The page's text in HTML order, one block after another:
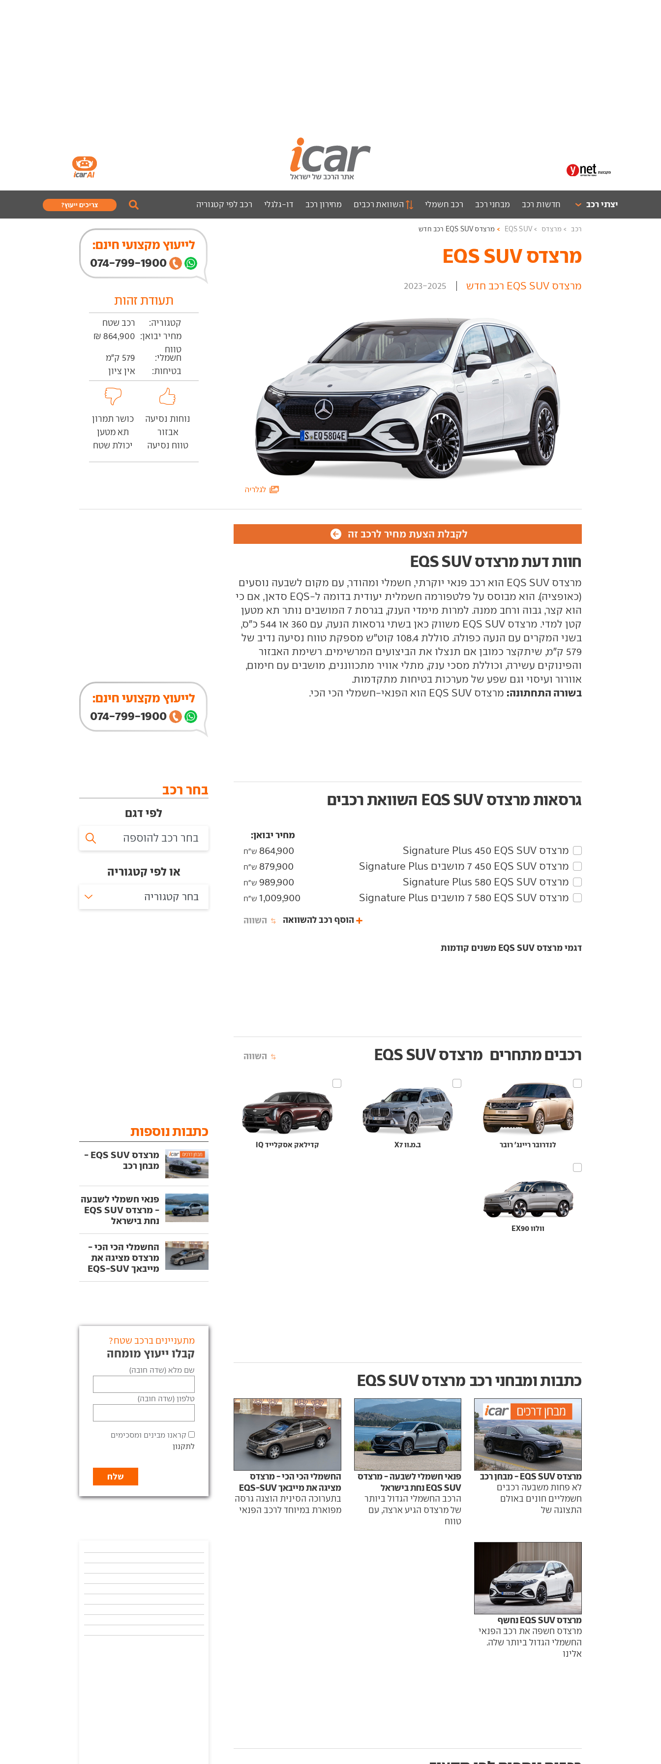
יצרני רכב חדשות רכב מבחני רכב רכב חשמלי השוואת רכבים מחירון רכב דו-גלגלי רכב לפי קטגוריה צריכים ייעוץ?
רכב מרצדס EQS SUV מרצדס EQS SUV רכב חדש
לייעוץ מקצועי חינם:
מרצדס EQS SUV ‏
מרצדס EQS SUV רכב חדש 2023-2025
לגלריה
תעודת זהות
קטגוריה:
רכב שטח
מחיר יבואן:
טווח
חשמלי:
בטיחות:
אין ציון
נוחות נסיעה
אבזור
טווח נסיעה
כושר תמרון
תא מטען
יכולת שטח
לקבלת הצעת מחיר לרכב זה
חוות דעת מרצדס EQS SUV
מרצדס EQS SUV הוא רכב פנאי יוקרתי, חשמלי ומהודר, עם מקום לשבעה נוסעים
(כאופציה). הוא מבוסס על פלטפורמה חשמלית יעודית בדומה ל-EQS סדאן, אם כי
הוא קצר, גבוה ורחב ממנה. למרות מימדי הענק, בגרסת 7 המושבים נותר תא מטען
קטן למדי. מרצדס EQS SUV משווק כאן בשתי גרסאות הנעה, עם 360 או 544 כ"ס,
בשני המקרים עם הנעה כפולה. סוללת 108.4 קוט"ש מספקת טווח נסיעה נדיב של
579 ק"מ, שיתקצר כמובן אם תנצלו את הביצועים המרשימים. רשימת האבזור
והפינוקים עשירה, וכוללת מסכי ענק, מתלי אוויר מתכווננים, מושבים עם חימום,
אוורור ועיסוי וגם שפע של מערכות בטיחות מתקדמות.
בשורה התחתונה: מרצדס EQS SUV הוא הפנאי-חשמלי הכי הכי.
גרסאות מרצדס EQS SUV השוואת רכבים
מחיר יבואן:
מרצדס‏ EQS SUV‏ 450 Signature Plus 864,900 ש"ח
מרצדס‏ EQS SUV‏ 450 7 מושבים Signature Plus 879,900 ש"ח
מרצדס‏ EQS SUV‏ 580 Signature Plus 989,900 ש"ח
מרצדס‏ EQS SUV‏ 580 7 מושבים Signature Plus 1,009,900 ש"ח
השווה הוסף רכב להשוואה
דגמי מרצדס EQS SUV משנים קודמות
רכבים מתחרים מרצדס EQS SUV השווה
לנדרובר ריינג' רובר ב.מ.וו X7 קדילאק אסקלייד IQ
וולוו EX90
כתבות ומבחני רכב מרצדס EQS SUV
מרצדס EQS SUV - מבחן רכב
לא פחות משבעה רכבים
חשמליים חונים באולם
התצוגה של
פנאי חשמלי לשבעה - מרצדס
EQS SUV נחת בישראל
הרכב החשמלי הגדול ביותר
של מרצדס הגיע ארצה, עם
טווח
החשמלי הכי הכי - מרצדס
מציגה את מייבאך EQS-SUV
בתערוכה הסינית הוצגה גרסה
מפוארת במיוחד לרכב הפנאי
מרצדס EQS SUV נחשף
מרצדס חשפה את רכב הפנאי
החשמלי הגדול ביותר שלה.
אלינו
לייעוץ מקצועי חינם:
074-799-1900
בחר רכב
לפי דגם
או לפי קטגוריה
בחר קטגוריה
כתבות נוספות
מרצדס EQS SUV -
מבחן רכב
פנאי חשמלי לשבעה
- מרצדס EQS SUV
נחת בישראל
החשמלי הכי הכי -
מרצדס מציגה את
מייבאך EQS-SUV
מתעניינים ברכב שטח?
קבלו ייעוץ מומחה
שם מלא (שדה חובה)
טלפון (שדה חובה)
קראנו מבינים ומסכימים
לתקנון